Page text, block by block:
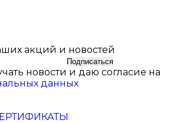
акций и новостей
Подписаться
новости и даю согласие на
данных